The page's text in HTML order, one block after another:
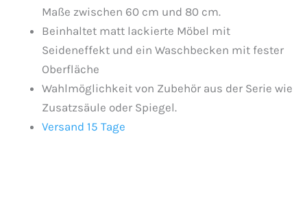
Maße zwischen 60 cm und 80 cm.
Beinhaltet matt lackierte Möbel mit
Seideneffekt und ein Waschbecken mit fester
Oberfläche
Wahlmöglichkeit von Zubehör aus der Serie wie
Zusatzsäule oder Spiegel.
Versand 15 Tage